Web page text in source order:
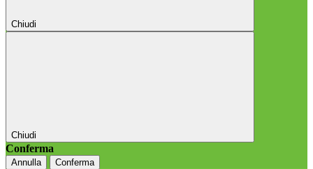
Chiudi
Chiudi
Conferma
Annulla Conferma